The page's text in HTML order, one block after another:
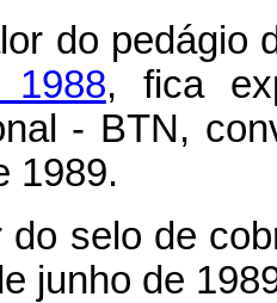
do pedágio
1988, fica
- BTN,
1989.
do selo de
junho de